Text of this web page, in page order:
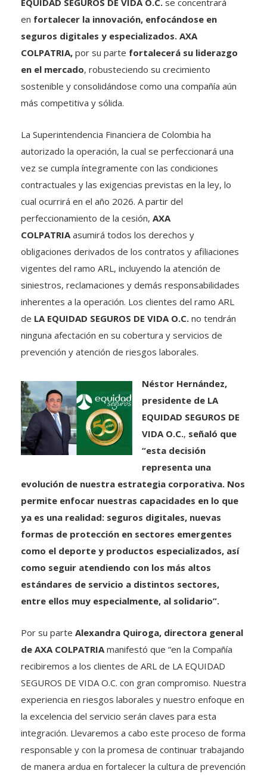
enfortalecer la innovación, enfocándose en
seguros digitales y especializados. AXA
COLPATRIA,por su partefortalecerá su liderazgo
en el mercado, robusteciendo su crecimiento
sostenible y consolidándose como una compañía aún
más competitiva y sólida.
autorizado la operación, la cual se perfeccionará una
vez se cumpla íntegramente con las condiciones
contractuales y las exigencias previstas en la ley, lo
cual ocurrirá en el año 2026. A partir del
perfeccionamiento de la cesión,AXA
COLPATRIAasumirá todos los derechos y
obligaciones derivados de los contratos y afiliaciones
vigentes del ramo ARL, incluyendo la atención de
siniestros, reclamaciones y demás responsabilidades
inherentes a la operación. Los clientes del ramo ARL
deLA EQUIDAD SEGUROS DE VIDA O.C.no tendrán
ninguna afectación en su cobertura y servicios de
prevención y atención de riesgos laborales.
presidente de LA
EQUIDAD SEGUROS DE
VIDA O.C. ,señaló que
“esta decisión
representa una
evolución de nuestra estrategia corporativa. Nos
permite enfocar nuestras capacidades en lo que
ya es una realidad: seguros digitales, nuevas
formas de protección en sectores emergentes
como el deporte y productos especializados, así
como seguir atendiendo con los más altos
estándares de servicio a distintos sectores,
entre ellos muy especialmente, al solidario”.
de AXA COLPATRIAmanifestó que “en la Compañía
recibiremos a los clientes de ARL de LA EQUIDAD
SEGUROS DE VIDA O.C. con gran compromiso. Nuestra
experiencia en riesgos laborales y nuestro enfoque en
la excelencia del servicio serán claves para esta
integración. Llevaremos a cabo este proceso de forma
responsable y con la promesa de continuar trabajando
de manera ardua en fortalecer la cultura de prevención
y proteger a las empresas y sus trabajadores”.